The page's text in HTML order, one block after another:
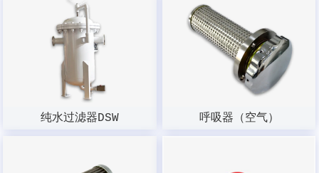
纯水过滤器DSW 呼吸器（空气）